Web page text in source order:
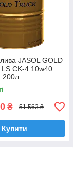
JASOL GOLD
CK-4 10w40
200л
₴ 51 563 ₴
Купити